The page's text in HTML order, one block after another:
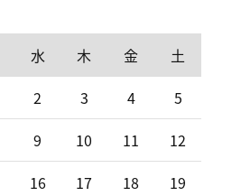
水 木 金
土
2 3 4
5
9 10 11
12
16 17 18
19